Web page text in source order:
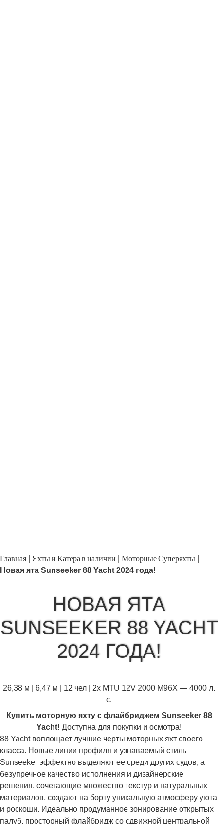
Главная Яхты и Катера в наличии Моторные Суперяхты
Новая ята Sunseeker 88 Yacht 2024 года!
НОВАЯ ЯТА
SUNSEEKER 88 YACHT
2024 ГОДА!
26,38 м | 6,47 м | 12 чел | 2x MTU 12V 2000 M96X — 4000 л.
с.
Купить моторную яхту с флайбриджем Sunseeker 88
Yacht! Доступна для покупки и осмотра!
88 Yacht воплощает лучшие черты моторных яхт своего
класса. Новые линии профиля и узнаваемый стиль
Sunseeker эффектно выделяют ее среди других судов, а
безупречное качество исполнения и дизайнерские
решения, сочетающие множество текстур и натуральных
материалов, создают на борту уникальную атмосферу уюта
и роскоши. Идеально продуманное зонирование открытых
палуб, просторный флайбридж со сдвижной центральной